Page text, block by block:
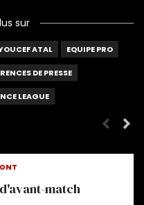
sur
ATAL EQUIPE PRO
DE PRESSE
LEAGUE
match